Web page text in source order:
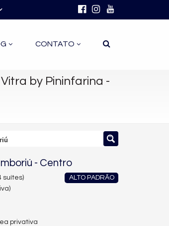
CONTATO
by Pininfarina -
- Centro
ALTO PADRÃO
suítes)
privativa